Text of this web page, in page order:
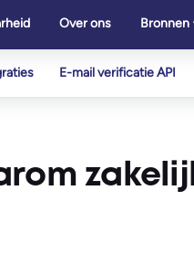
Over ons Bronnen
E-mail verificatie API